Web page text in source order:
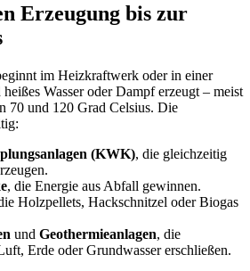
Erzeugung bis zur
im Heizkraftwerk oder in einer
Wasser oder Dampf erzeugt – meist
70 und 120 Grad Celsius. Die
(KWK), die gleichzeitig
, die Energie aus Abfall gewinnen.
Holzpellets, Hackschnitzel oder Biogas
und Geothermieanlagen, die
Erde oder Grundwasser erschließen.